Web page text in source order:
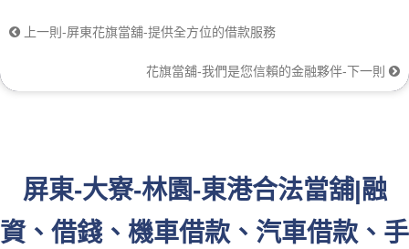
上一則-屏東花旗當舖-提供全方位的借款服務
花旗當舖-我們是您信賴的金融夥伴-下一則
屏東-大寮-林園-東港合法當舖|融
資、借錢、機車借款、汽車借款、手